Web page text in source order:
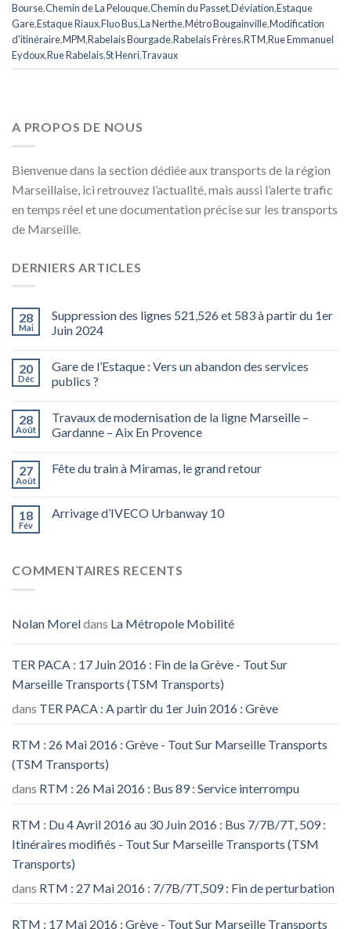
Bourse,Chemin de La Pelouque,Chemin du Passet,Déviation,Estaque
Gare,Estaque Riaux,Fluo Bus,La Nerthe,Métro Bougainville,Modification
d'itinéraire,MPM,Rabelais Bourgade,Rabelais Frères,RTM,Rue Emmanuel
Eydoux,Rue Rabelais,St Henri,Travaux
A PROPOS DE NOUS
Bienvenue dans la section dédiée aux transports de la région
Marseillaise, ici retrouvez l’actualité, mais aussi l’alerte trafic
en temps réel et une documentation précise sur les transports
de Marseille.
DERNIERS ARTICLES
28
Mai
Suppression des lignes 521,526 et 583 à partir du 1er
Juin 2024
20
Déc
Gare de l’Estaque : Vers un abandon des services
publics ?
28
Août
Travaux de modernisation de la ligne Marseille –
Gardanne – Aix En Provence
27
Août
Fête du train à Miramas, le grand retour
18
Fév
Arrivage d’IVECO Urbanway 10
COMMENTAIRES RECENTS
Nolan Moreldans La Métropole Mobilité
TER PACA : 17 Juin 2016 : Fin de la Grève - Tout Sur
Marseille Transports (TSM Transports)
dans TER PACA : A partir du 1er Juin 2016 : Grève
RTM : 26 Mai 2016 : Grève - Tout Sur Marseille Transports
(TSM Transports)
dans RTM : 26 Mai 2016 : Bus 89 : Service interrompu
RTM : Du 4 Avril 2016 au 30 Juin 2016 : Bus 7/7B/7T, 509 :
Itinéraires modifiés - Tout Sur Marseille Transports (TSM
Transports)
dans RTM : 27 Mai 2016 : 7/7B/7T,509 : Fin de perturbation
RTM : 17 Mai 2016 : Grève - Tout Sur Marseille Transports